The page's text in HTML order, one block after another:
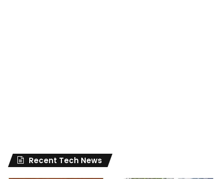
Recent Tech News